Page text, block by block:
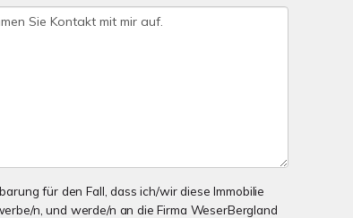
für den Fall, dass ich/wir diese Immobilie
n, und werde/n an die Firma WeserBergland